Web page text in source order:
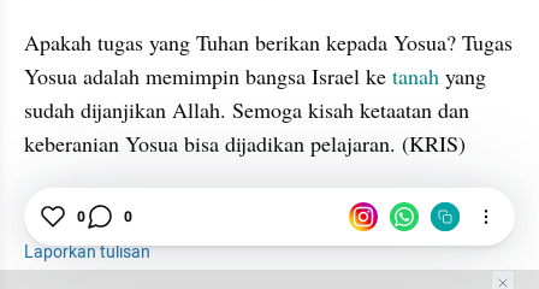
Apakah tugas yang Tuhan berikan kepada Yosua? Tugas
Yosua adalah memimpin bangsa Israel ke tanah yang
sudah dijanjikan Allah. Semoga kisah ketaatan dan
keberanian Yosua bisa dijadikan pelajaran. (KRIS)
Tugas Yosua
Laporkan tulisan
0 0